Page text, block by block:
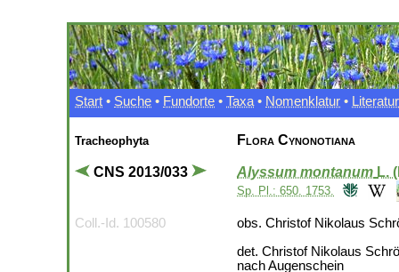
Start • Suche • Fundorte • Taxa • Nomenklatur • Literatur
Tracheophyta
CNS 2013/033
Flora Cynonotiana
Alyssum montanum L.
Sp. Pl.: 650. 1753.
Coll.-Id. 100580
obs. Christof Nikolaus
det. Christof Nikolaus
nach Augenschein